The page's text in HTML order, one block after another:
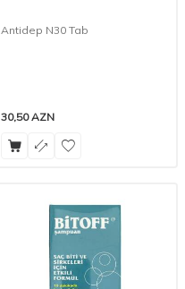
Antidep N30 Tab
30,50AZN